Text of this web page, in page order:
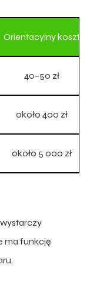
Orientacyjny koszt
40–50 zł
około 400 zł
około 5 000 zł
ma funkcję